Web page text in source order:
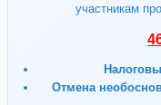
участникам
Отмена